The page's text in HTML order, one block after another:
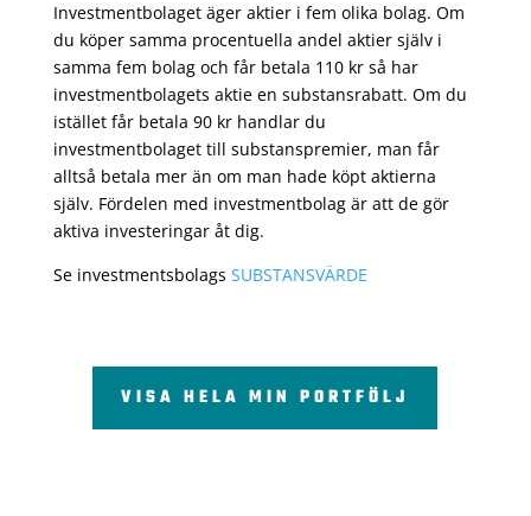
Investmentbolaget äger aktier i fem olika bolag. Om
du köper samma procentuella andel aktier själv i
samma fem bolag och får betala 110 kr så har
investmentbolagets aktie en substansrabatt. Om du
istället får betala 90 kr handlar du
investmentbolaget till substanspremier, man får
alltså betala mer än om man hade köpt aktierna
själv. Fördelen med investmentbolag är att de gör
aktiva investeringar åt dig.
Se investmentsbolags SUBSTANSVÄRDE
VISA HELA MIN PORTFÖLJ